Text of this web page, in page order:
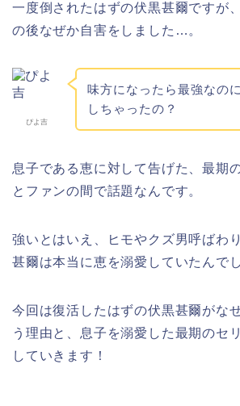
一度倒されたはずの伏黒甚爾ですが
の後なぜか自害をしました…。
ぴよ吉
味方になったら最強なの
しちゃったの？
息子である恵に対して告げた、最期
とファンの間で話題なんです。
強いとはいえ、ヒモやクズ男呼ばわ
甚爾は本当に恵を溺愛していたんで
今回は復活したはずの伏黒甚爾がな
う理由と、息子を溺愛した最期のセ
していきます！